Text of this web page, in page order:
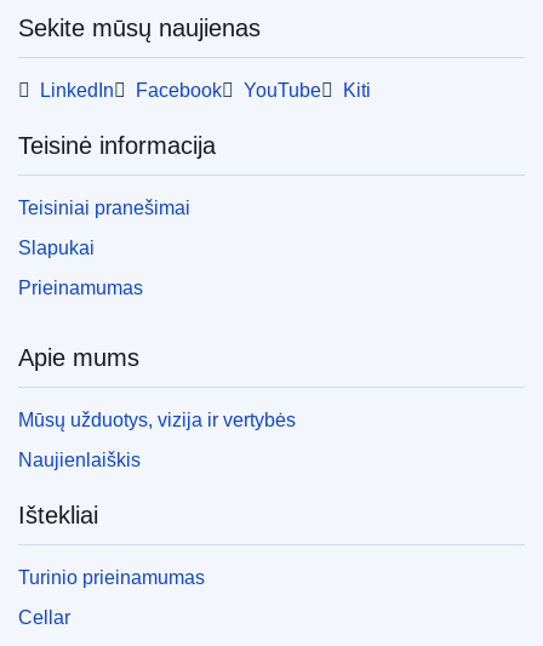
Sekite mūsų naujienas
LinkedIn Facebook YouTube Kiti
Teisinė informacija
Teisiniai pranešimai
Slapukai
Prieinamumas
Apie mums
Mūsų užduotys, vizija ir vertybės
Naujienlaiškis
Ištekliai
Turinio prieinamumas
Cellar